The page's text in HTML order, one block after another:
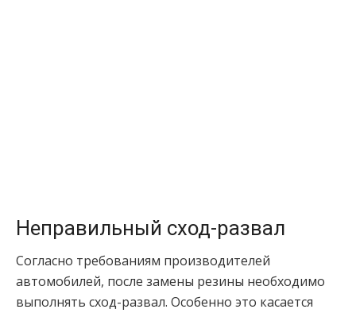
Неправильный сход-развал
Согласно требованиям производителей
автомобилей, после замены резины необходимо
выполнять сход-развал. Особенно это касается